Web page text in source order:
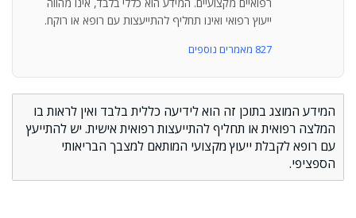
ייעוץ רפואי ואינו תחליף להתייעצות עם רופא או רוקח.
827 מאמרים נוספים
המידע המוצג בתוכן זה הוא לידיעה כללית בלבד ואין לראות בו
המלצה רפואית או תחליף להתייעצות רפואית אישית. יש להתייעץ
עם רופא לקבלת ייעוץ מקצועי המותאם למצבך הבריאותי
הספציפי.